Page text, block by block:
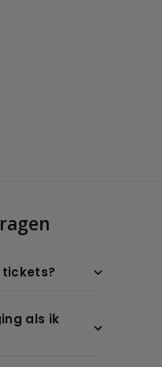
tickets?
als ik